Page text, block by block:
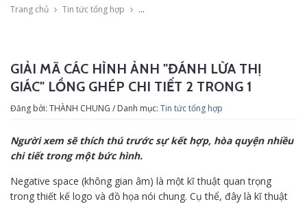
Trang chủ Tin tức tổng hợp Giải mã các hình ảnh "đánh lừa thị giác"
GIẢI MÃ CÁC HÌNH ẢNH "ĐÁNH LỪA THỊ
GIÁC" LỒNG GHÉP CHI TIẾT 2 TRONG 1
Đăng bởi: THÀNH CHUNG / Danh mục: Tin tức tổng hợp
Người xem sẽ thích thú trước sự kết hợp, hòa quyện nhiều
chi tiết trong một bức hình.
Negative space (không gian âm) là một kĩ thuật quan trọng
trong thiết kế logo và đồ họa nói chung. Cụ thể, đây là kĩ thuật